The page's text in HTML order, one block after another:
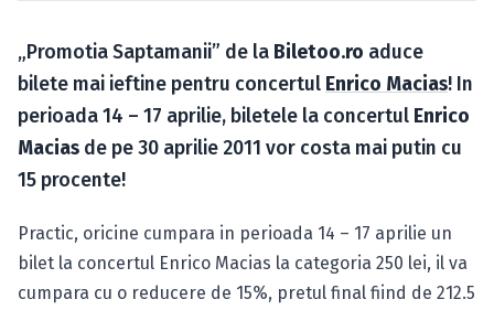
„Promotia Saptamanii” de la Biletoo.ro aduce
bilete mai ieftine pentru concertul Enrico Macias! In
perioada 14 – 17 aprilie, biletele la concertul Enrico
Macias de pe 30 aprilie 2011 vor costa mai putin cu
15 procente!
Practic, oricine cumpara in perioada 14 – 17 aprilie un
bilet la concertul Enrico Macias la categoria 250 lei, il va
cumpara cu o reducere de 15%, pretul final fiind de 212.5